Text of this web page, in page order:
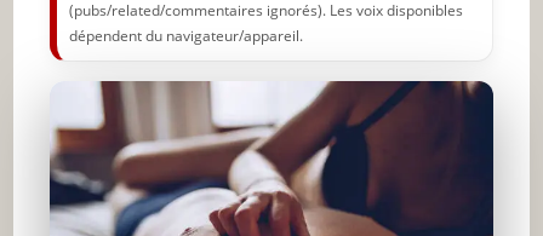
(pubs/related/commentaires ignorés). Les voix disponibles
dépendent du navigateur/appareil.